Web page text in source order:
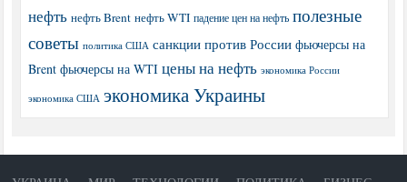
нефть нефть Brent нефть WTI падение цен на нефть полезные
советы политика США санкции против России фьючерсы на
Brent фьючерсы на WTI цены на нефть экономика России
экономика США экономика Украины